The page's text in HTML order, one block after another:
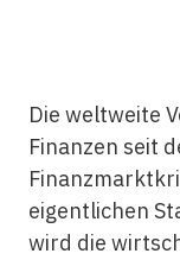
Die weltweite
Finanzen seit
eigentlichen
wird die